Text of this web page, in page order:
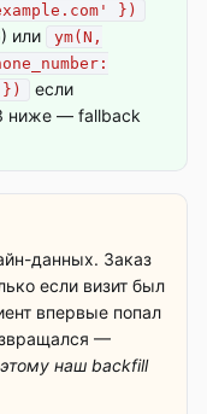
})
или
ym(N,
})
если
ниже — fallback
данных. Заказ
если визит был
впервые попал
—
наш backfill